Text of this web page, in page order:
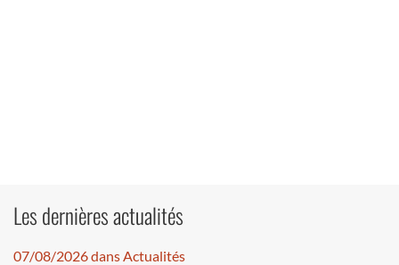
Les dernières actualités
07/08/2026 dans Actualités